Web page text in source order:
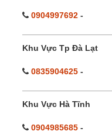
0904997692 -
Khu Vực Tp Đà Lạt
0835904625 -
Khu Vực Hà Tĩnh
0904985685 -